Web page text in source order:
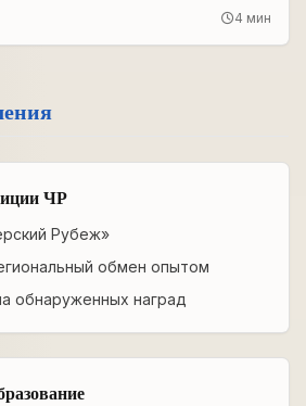
4 мин
ЧР
Рубеж»
обмен опытом
обнаруженных наград